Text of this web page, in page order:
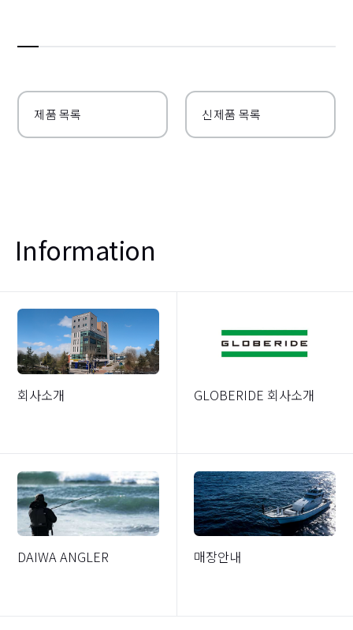
제품 목록 신제품 목록
Information
회사소개 GLOBERIDE 회사소개
DAIWA ANGLER 매장안내